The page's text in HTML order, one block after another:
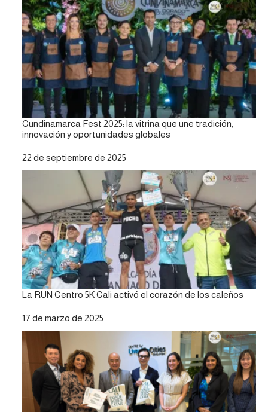
Cundinamarca Fest 2025: la vitrina que une tradición,
innovación y oportunidades globales
Fecha
22 de septiembre de 2025
La RUN Centro 5K Cali activó el corazón de los caleños
Fecha
17 de marzo de 2025